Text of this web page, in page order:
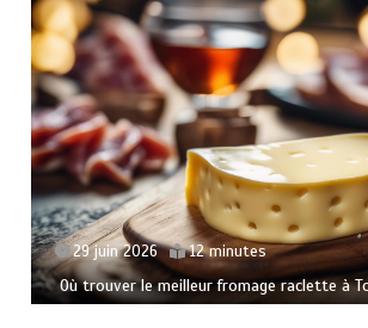
29 juin 2026 12 minutes
Où trouver le meilleur fromage raclette à